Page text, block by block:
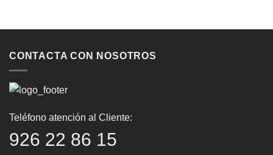
CONTACTA CON NOSOTROS
Teléfono atención al Cliente:
926 22 86 15